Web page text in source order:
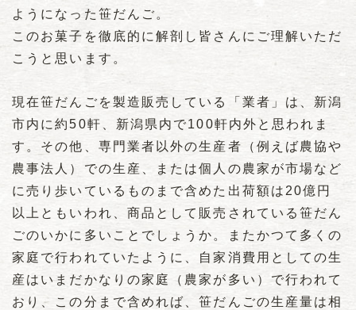
ようになった笹だんご。
このお菓子を徹底的に解剖し皆さんにご理解いただ
こうと思います。
現在笹だんごを製造販売している「業者」は、新潟
市内に約50軒、新潟県内で100軒内外と思われま
す。その他、専門業者以外の生産者（例えば農協や
農事法人）での生産、または個人の農家が市場など
に売り歩いているものまで含めた出荷額は20億円
以上ともいわれ、商品として販売されている笹だん
ごのいかに多いことでしょうか。またかつて多くの
家庭で行われていたように、自家消費用としての生
産はいまだかなりの家庭（農家が多い）で行われて
おり、この分まで含めれば、笹だんごの生産量は相